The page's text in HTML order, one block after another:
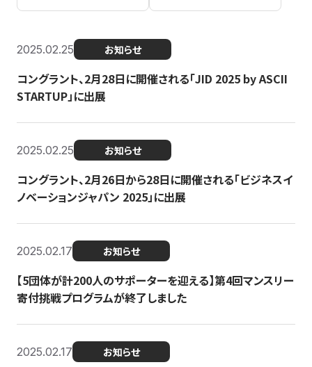
2025.02.25 お知らせ
コングラント、2月28日に開催される「JID 2025 by ASCII
STARTUP」に出展
2025.02.25 お知らせ
コングラント、2月26日から28日に開催される「ビジネスイ
ノベーションジャパン 2025」に出展
2025.02.17 お知らせ
【5団体が計200人のサポーターを迎える】​​第4回マンスリー
寄付挑戦プログラムが終了しました
2025.02.17 お知らせ